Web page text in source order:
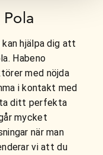
hjälpa dig att
Habeno
med nöjda
i kontakt med
ditt perfekta
mycket
när man
vi att du